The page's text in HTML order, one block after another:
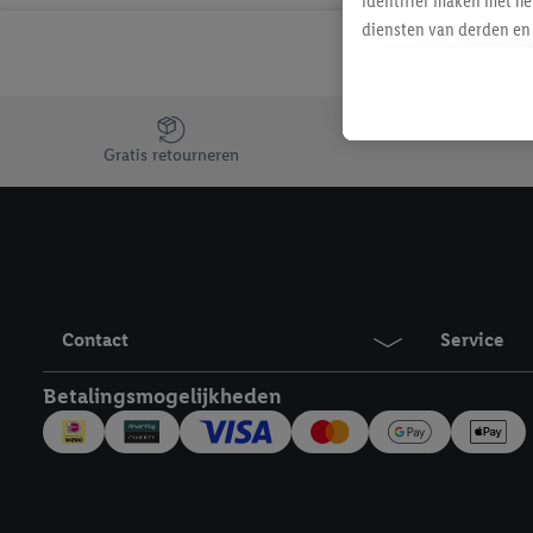
Jouw voordelen bij ons als Lidl webshop klant
Gratis retourneren
Contact Service
Betalingsmogelijkheden
diensten van derden
Als je hiervoor
eerder interesse hebt
maar het niet te
mailadres en met
Onder "Aanpassen"
Door te klikken op
technieken worden
inclusief over de
trekken, vind je in onze
over de cookies die